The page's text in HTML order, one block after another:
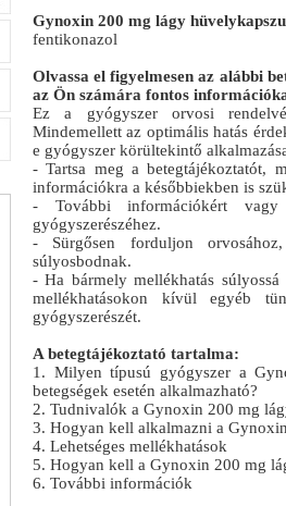
Gynoxin 200 mg lágy
fentikonazol
Olvassa el figyelmesen az alábbi
az Ön számára fontos
Ez a gyógyszer orvosi
Mindemellett az optimális hatás
e gyógyszer körültekintő
- Tartsa meg a betegtájékoztatót,
információkra a későbbiekben is
- További információkért vagy
gyógyszerészéhez.
- Sürgősen forduljon
súlyosbodnak.
- Ha bármely mellékhatás
mellékhatásokon kívül egyéb
gyógyszerészét.
A betegtájékoztató tartalma:
1. Milyen típusú gyógyszer a
betegségek esetén alkalmazható?
2. Tudnivalók a Gynoxin 200 mg
3. Hogyan kell alkalmazni a
4. Lehetséges mellékhatások
5. Hogyan kell a Gynoxin 200 mg
6. További információk